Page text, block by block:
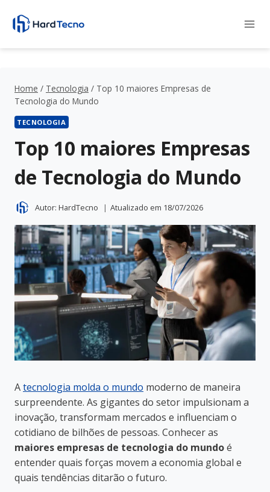
para
Conteúdo
Home / Tecnologia / Top 10 maiores Empresas de
Tecnologia do Mundo
TECNOLOGIA
Top 10 maiores Empresas
de Tecnologia do Mundo
Autor: HardTecno Atualizado em 18/07/2026
Atecnologia molda o mundo moderno de maneira
surpreendente. As gigantes do setor impulsionam a
inovação, transformam mercados e influenciam o
cotidiano de bilhões de pessoas. Conhecer as
maiores empresas de tecnologia do mundoé
entender quais forças movem a economia global e
quais tendências ditarão o futuro.